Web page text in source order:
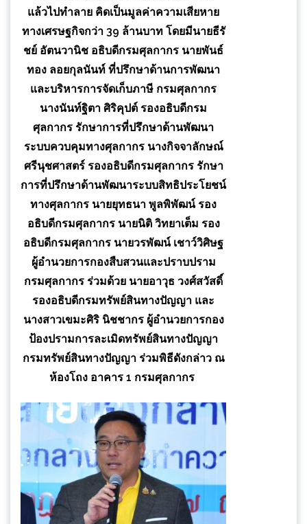
แล้วไปทำลาย คิดเป็นมูลค่าความเสียหาย
ทางเศรษฐกิจกว่า 39 ล้านบาท โดยมีนายธีรั
ชย์ อัตนวานิช อธิบดีกรมศุลกากร นายพันธ์
ทอง ลอยกุลนันท์ ที่ปรึกษาด้านการพัฒนา
และบริหารการจัดเก็บภาษี กรมศุลกากร
นางนันท์ฐิตา ศิริคุปต์ รองอธิบดีกรม
ศุลกากร รักษาการที่ปรึกษาด้านพัฒนา
ระบบควบคุมทางศุลกากร นางกิจจาลักษณ์
ศรีนุชศาสตร์ รองอธิบดีกรมศุลกากร รักษา
การที่ปรึกษาด้านพัฒนาระบบสิทธิประโยชน์
ทางศุลกากร นายยุทธนา พูลพิพัฒน์ รอง
อธิบดีกรมศุลกากร นายนิติ วิทยาเต็ม รอง
อธิบดีกรมศุลกากร นายวรพัฒน์ เชาว์วิศิษฐ
ผู้อำนวยการกองสืบสวนและปราบปราม
กรมศุลกากร ร่วมด้วย นายอาวุธ วงศ์สวัสดิ์
รองอธิบดีกรมทรัพย์สินทางปัญญา และ
นางสาวเขมะศิริ นิชชากร ผู้อำนวยการกอง
ป้องปรามการละเมิดทรัพย์สินทางปัญญา
กรมทรัพย์สินทางปัญญา ร่วมพิธีดังกล่าว ณ
ห้องโถง อาคาร 1 กรมศุลกากร